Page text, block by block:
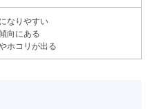
なりやすい
向にある
ホコリが出る